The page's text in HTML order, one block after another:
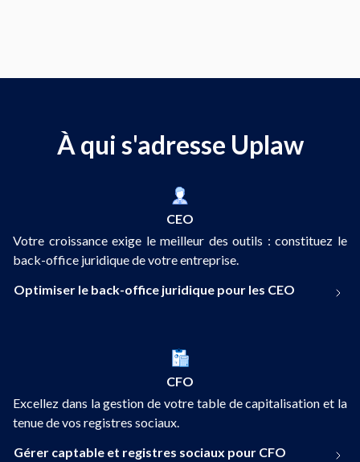
À qui s'adresse Uplaw
CEO
Votre croissance exige le meilleur des outils : constituez le
back-office juridique de votre entreprise.
Optimiser le back-office juridique pour les CEO
CFO
Excellez dans la gestion de votre table de capitalisation et la
tenue de vos registres sociaux.
Gérer captable et registres sociaux pour CFO